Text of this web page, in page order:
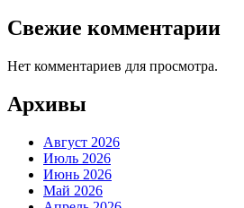
Свежие комментарии
Нет комментариев для просмотра.
Архивы
Август 2026
Июль 2026
Июнь 2026
Май 2026